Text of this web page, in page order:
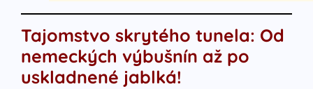
Tajomstvo skrytého tunela: Od
nemeckých výbušnín až po
uskladnené jablká!